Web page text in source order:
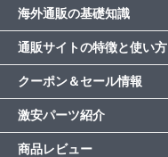
海外通販の基礎知識
通販サイトの特徴と使い方
クーポン＆セール情報
激安パーツ紹介
商品レビュー